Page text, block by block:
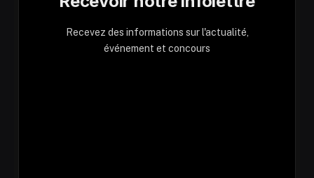
Recevez des informations sur l'actualité,
événement et concours